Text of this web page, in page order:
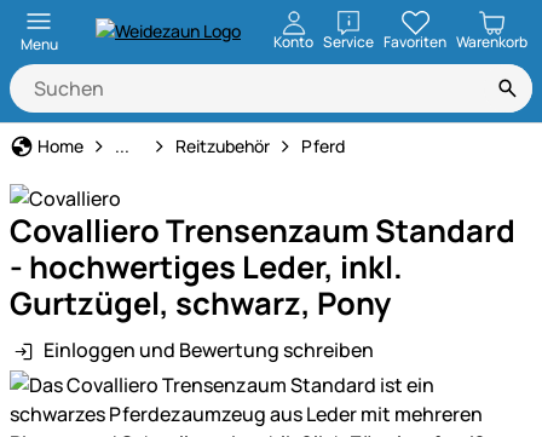
Menu Konto ServiceöffnenFavoriten Warenkorb
Home Pferdehaltung
... Reitzubehör Pferd
Covalliero Trensenzaum Standard
- hochwertiges Leder, inkl.
Gurtzügel, schwarz, Pony
Einloggen und Bewertung schreiben
Produktgalerie